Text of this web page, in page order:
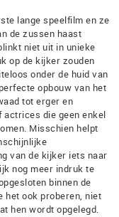
lange speelfilm en ze
de zussen haast
niet uit in unieke
op de kijker zouden
onder de huid van
opbouw van het
tot erger en
die geen enkel
Misschien helpt
van de kijker iets naar
nog meer indruk te
binnen de
het ook proberen, niet
hen wordt opgelegd.